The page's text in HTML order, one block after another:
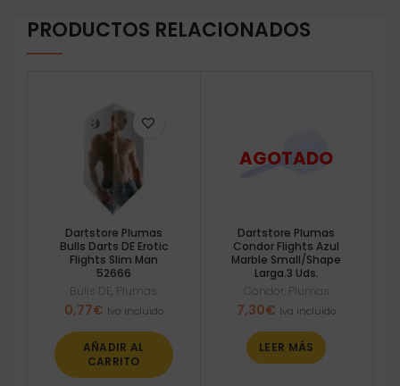
PRODUCTOS RELACIONADOS
Dartstore Plumas
Bulls Darts DE Erotic
Flights Slim Man
52666
Bulls DE Plumas
0,77€ Iva incluido
AÑADIR AL
CARRITO
Dartstore Plumas
Condor Flights Azul
Marble Small/Shape
Larga.3 Uds.
Condor Plumas
7,30€ Iva incluido
LEER MÁS